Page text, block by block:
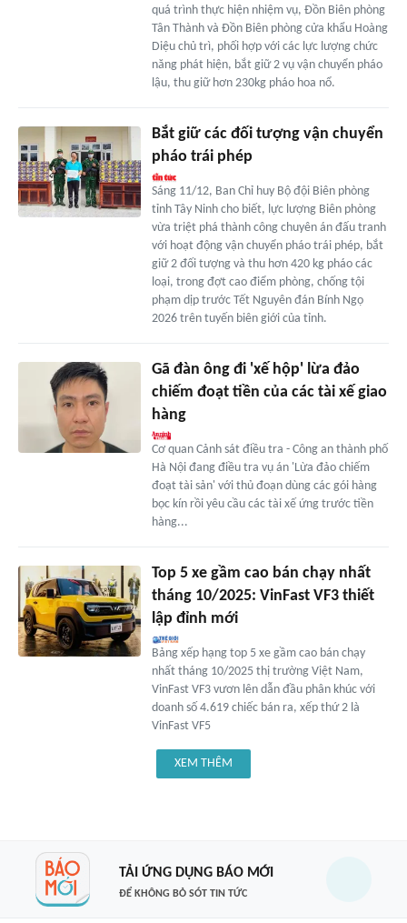
quá trình thực hiện nhiệm vụ, Đồn Biên phòng
Tân Thành và Đồn Biên phòng cửa khẩu Hoàng
Diệu chủ trì, phối hợp với các lực lượng chức
năng phát hiện, bắt giữ 2 vụ vận chuyển pháo
lậu, thu giữ hơn 230kg pháo hoa nổ.
Bắt giữ các đối tượng vận chuyển
pháo trái phép
Sáng 11/12, Ban Chỉ huy Bộ đội Biên phòng
tỉnh Tây Ninh cho biết, lực lượng Biên phòng
vừa triệt phá thành công chuyên án đấu tranh
với hoạt động vận chuyển pháo trái phép, bắt
giữ 2 đối tượng và thu hơn 420 kg pháo các
loại, trong đợt cao điểm phòng, chống tội
phạm dịp trước Tết Nguyên đán Bính Ngọ
2026 trên tuyến biên giới của tỉnh.
Gã đàn ông đi 'xế hộp' lừa đảo
chiếm đoạt tiền của các tài xế giao
hàng
Cơ quan Cảnh sát điều tra - Công an thành phố
Hà Nội đang điều tra vụ án 'Lừa đảo chiếm
đoạt tài sản' với thủ đoạn dùng các gói hàng
bọc kín rồi yêu cầu các tài xế ứng trước tiền
hàng...
Top 5 xe gầm cao bán chạy nhất
tháng 10/2025: VinFast VF3 thiết
lập đỉnh mới
Bảng xếp hạng top 5 xe gầm cao bán chạy
nhất tháng 10/2025 thị trường Việt Nam,
VinFast VF3 vươn lên dẫn đầu phân khúc với
doanh số 4.619 chiếc bán ra, xếp thứ 2 là
VinFast VF5
XEM THÊM
TẢI ỨNG DỤNG BÁO MỚI
ĐỂ KHÔNG BỎ SÓT TIN TỨC